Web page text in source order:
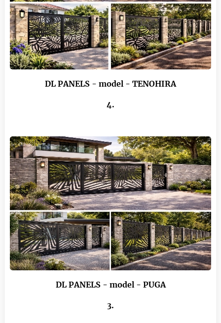
DL PANELS - model - TENOHIRA
4.
DL PANELS - model - PUGA
3.